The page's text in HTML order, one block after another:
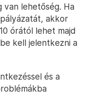
van lehetőség. Ha
akkor
órától lehet majd
kell jelentkezni a
és a